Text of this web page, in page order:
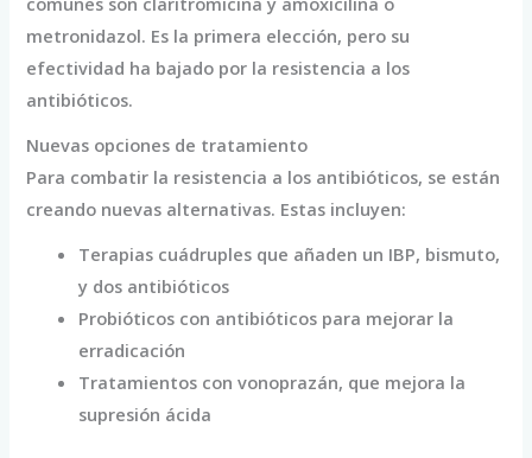
metronidazol. Es la primera elección, pero su
efectividad ha bajado por la resistencia a los
antibióticos.
Nuevas opciones de tratamiento
Para combatir la resistencia a los antibióticos, se están
creando nuevas alternativas. Estas incluyen:
Terapias cuádruples que añaden un IBP, bismuto,
y dos antibióticos
Probióticos con antibióticos para mejorar la
erradicación
Tratamientos con vonoprazán, que mejora la
supresión ácida